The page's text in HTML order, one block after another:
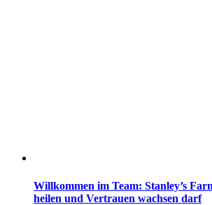
Willkommen im Team: Stanley’s
heilen und Vertrauen wachsen darf